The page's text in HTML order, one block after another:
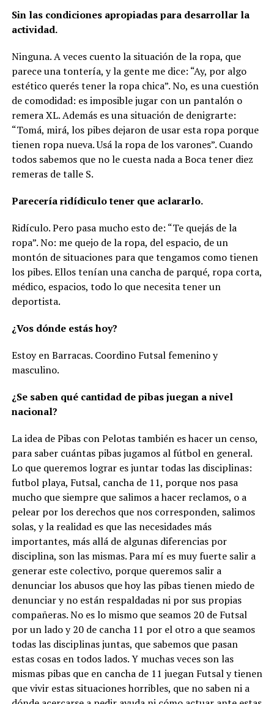
Sin las condiciones apropiadas para desarrollar la
actividad.
Ninguna. A veces cuento la situación de la ropa, que
parece una tontería, y la gente me dice: “Ay, por algo
estético querés tener la ropa chica”. No, es una cuestión
de comodidad: es imposible jugar con un pantalón o
remera XL. Además es una situación de denigrarte:
“Tomá, mirá, los pibes dejaron de usar esta ropa porque
tienen ropa nueva. Usá la ropa de los varones”. Cuando
todos sabemos que no le cuesta nada a Boca tener diez
remeras de talle S.
Parecería ridídiculo tener que aclararlo.
Ridículo. Pero pasa mucho esto de: “Te quejás de la
ropa”. No: me quejo de la ropa, del espacio, de un
montón de situaciones para que tengamos como tienen
los pibes. Ellos tenían una cancha de parqué, ropa corta,
médico, espacios, todo lo que necesita tener un
deportista.
¿Vos dónde estás hoy?
Estoy en Barracas. Coordino Futsal femenino y
masculino.
¿Se saben qué cantidad de pibas juegan a nivel
nacional?
La idea de Pibas con Pelotas también es hacer un censo,
para saber cuántas pibas jugamos al fútbol en general.
Lo que queremos lograr es juntar todas las disciplinas:
futbol playa, Futsal, cancha de 11, porque nos pasa
mucho que siempre que salimos a hacer reclamos, o a
pelear por los derechos que nos corresponden, salimos
solas, y la realidad es que las necesidades más
importantes, más allá de algunas diferencias por
disciplina, son las mismas. Para mí es muy fuerte salir a
generar este colectivo, porque queremos salir a
denunciar los abusos que hoy las pibas tienen miedo de
denunciar y no están respaldadas ni por sus propias
compañeras. No es lo mismo que seamos 20 de Futsal
por un lado y 20 de cancha 11 por el otro a que seamos
todas las disciplinas juntas, que sabemos que pasan
estas cosas en todos lados. Y muchas veces son las
mismas pibas que en cancha de 11 juegan Futsal y tienen
que vivir estas situaciones horribles, que no saben ni a